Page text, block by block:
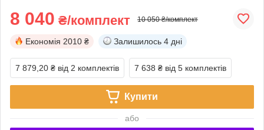
8 040 ₴/комплект 10 050 ₴/комплект
Економія 2010 ₴ Залишилось 4 дні
7 879,20 ₴ від 2 комплектів 7 638 ₴ від 5 комплектів
Купити
або